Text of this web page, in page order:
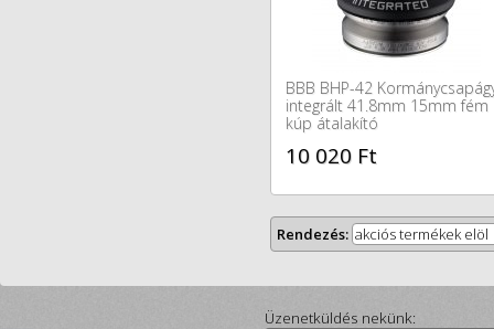
BBB BHP-42
integrált 41.8mm 15mm fém
kúp átalakító
10 020 Ft
Rendezés: akciós termékek elöl
Üzenetküldés nekünk: